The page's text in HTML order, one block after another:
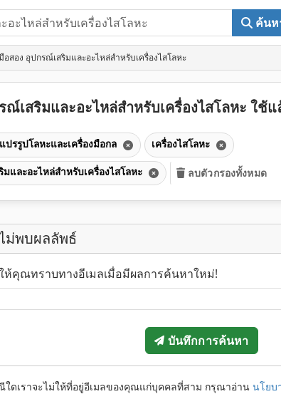
ค้นห
อสอง อุปกรณ์เสริมและอะไหล่สำหรับเครื่องไสโลหะ
ณ์เสริมและอะไหล่สำหรับเครื่องไสโลหะ ใช้แ
ปรรูปโลหะและเครื่องมือกล เครื่องไสโลหะ
และอะไหล่สำหรับเครื่องไสโลหะ ลบตัวกรองทั้งหมด
ม่พบผลลัพธ์
ให้คุณทราบทางอีเมลเมื่อมีผลการค้นหาใหม่!
บันทึกการค้นหา
ใดเราจะไม่ให้ที่อยู่อีเมลของคุณแก่บุคคลที่สาม กรุณาอ่าน นโยบ